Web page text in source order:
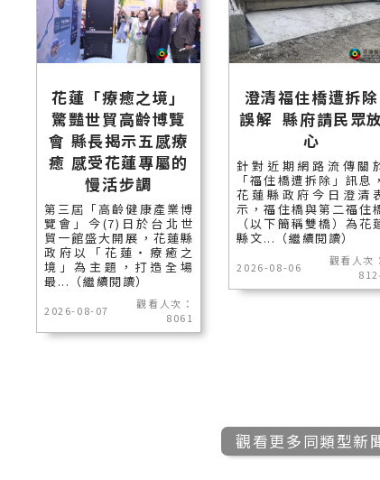
花蓮「療癒之境」
驚豔世貿高齡博覽
會 縣長揭示五感療
癒 感受花蓮專屬的
慢活步調
第三屆「高齡健康產業博
覽會」今(7)日於台北世
貿一館盛大開展，花蓮縣
政府以「花蓮‧療癒之
境」為主題，打造全場
最...（繼續閱讀）
2026-08-07
觀看人次：
8061
澄清福住橋遭拆除
誤解 縣府請民眾放
心
針對近期網路流傳關
「福住橋遭拆除」訊息，
花蓮縣政府今日澄清
示，福住橋與第二福住
（以下簡稱雙橋）為花
縣文...（繼續閱讀）
2026-08-06
觀看人次：
觀看更多同類型新